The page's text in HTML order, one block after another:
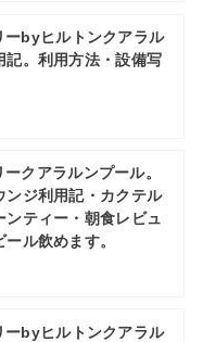
ーbyヒルトンクアラル
記。利用方法・設備写
クアラルンプール。
ンジ利用記・カクテル
ンティー・朝食レビュ
ル飲めます。
ーbyヒルトンクアラル